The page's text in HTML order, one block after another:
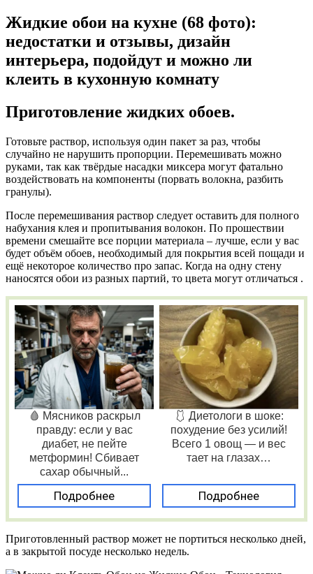
Жидкие обои на кухне (68 фото):
недостатки и отзывы, дизайн
интерьера, подойдут и можно ли
клеить в кухонную комнату
Приготовление жидких обоев.
Готовьте раствор, используя один пакет за раз, чтобы
случайно не нарушить пропорции. Перемешивать можно
руками, так как твёрдые насадки миксера могут фатально
воздействовать на компоненты (порвать волокна, разбить
гранулы).
После перемешивания раствор следует оставить для полного
набухания клея и пропитывания волокон. По прошествии
времени смешайте все порции материала – лучше, если у вас
будет объём обоев, необходимый для покрытия всей пощади и
ещё некоторое количество про запас. Когда на одну стену
наносятся обои из разных партий, то цвета могут отличаться .
🩸 Мясников раскрыл
правду: если у вас
диабет, не пейте
метформин! Сбивает
сахар обычный...
Подробнее
🩱 Диетологи в шоке:
похудение без усилий!
Всего 1 овощ — и вес
тает на глазах…
Подробнее
Приготовленный раствор может не портиться несколько дней,
а в закрытой посуде несколько недель.